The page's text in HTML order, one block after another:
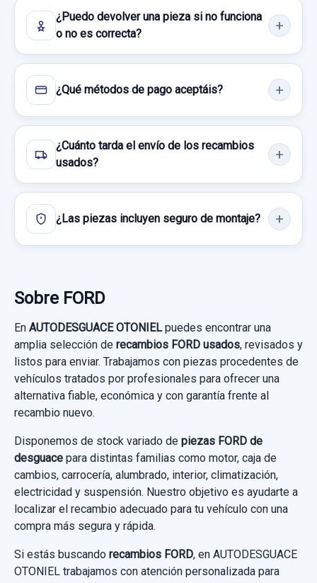
ELEVALUNAS TRASERO IZQUIERDO
0130822286 6 PINS
ELEVALUNAS TRASERO IZQUIERDO...
usado.
FORD GALAXY (CA1) LIMITED EDITION
19,00 €
Sin IVA, gastos de envío no incluidos.
Consultar por whatsapp
Sin IVA, gastos de envío no incluidos.
ASIENTO DELANTERO DERECHO
ASIENTO DELANTERO DERECHO usado.
FORD GALAXY (CA1) LIMITED EDITION
Garantía 1 año
Ref:993559
60,00 €
Sin IVA, gastos de envío no incluidos.
¿Puedo devolver una pieza si no funciona
o no es correcta?
¿Qué métodos de pago aceptáis?
¿Cuánto tarda el envío de los recambios
usados?
¿Las piezas incluyen seguro de montaje?
Sobre FORD
En AUTODESGUACE OTONIELpuedes encontrar una
amplia selección de recambios FORD usados, revisados y
listos para enviar. Trabajamos con piezas procedentes de
vehículos tratados por profesionales para ofrecer una
alternativa fiable, económica y con garantía frente al
recambio nuevo.
Disponemos de stock variado de piezas FORD de
desguace para distintas familias como motor, caja de
cambios, carrocería, alumbrado, interior, climatización,
electricidad y suspensión. Nuestro objetivo es ayudarte a
localizar el recambio adecuado para tu vehículo con una
compra más segura y rápida.
Si estás buscando recambios FORD, en AUTODESGUACE
OTONIEL trabajamos con atención personalizada para